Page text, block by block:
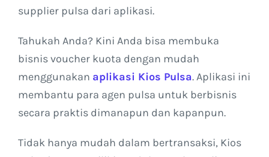
supplier pulsa dari aplikasi.
Tahukah Anda? Kini Anda bisa membuka
bisnis voucher kuota dengan mudah
menggunakan aplikasi Kios Pulsa. Aplikasi ini
membantu para agen pulsa untuk berbisnis
secara praktis dimanapun dan kapanpun.
Tidak hanya mudah dalam bertransaksi, Kios